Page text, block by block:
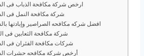
ارخص شركة مكافحة الذباب فى
شركة مكافحة النمل فى
افضل شركه مكافحه الصراصير وإبادتها
شركة مكافحة الثعابين فى
شركات مكافحة الفئران فى
أرخص شركة مكافحه حشرات